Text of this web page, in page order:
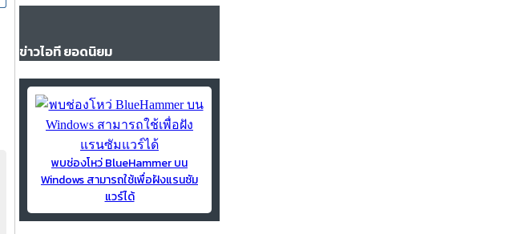
ข่าวไอที ยอดนิยม
พบช่องโหว่ BlueHammer บน
Windows สามารถใช้เพื่อฝังแรนซัม
แวร์ได้